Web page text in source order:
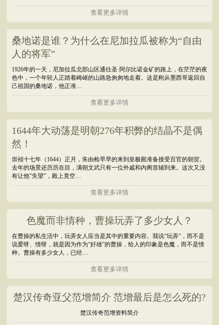
查看更多详情
桑地诺是谁？为什么在尼加拉瓜被称为“自由
人的将军”
1926年的一天，尼加拉瓜北部山区通往圣·阿尔比诺金矿的路上，在茫茫的夜
色中，一个年轻人正踏着崎岖的山路急匆匆地走着。这是刚从墨西哥返回自
己祖国的桑地诺，他正准…
查看更多详情
1644年大动荡是明朝276年积弊的结晶不是偶
然！
崇祯十七年（1644）正月，朱由检早早的来到皇极殿准备接受百官的朝贺。
去年的场景还历历在目，满朝文武只有一位外戚和内阁首辅到来。这次又没
有让他”失望”，殿上竟空…
查看更多详情
色魔而非情种，曹操玩弄了多少女人？
在曹操的私生活中，玩弄女人应当是其中的重要内容。我说“玩弄”，而不是
说爱呀、情呀，就是因为作为“奸雄”的曹操，给人的印象是色魔，而不是情
种。曹操有多少女人，已经…
查看更多详情
楚汉传奇亚父范增简介 范增最后是怎么死的?
楚汉传奇范增资料简介